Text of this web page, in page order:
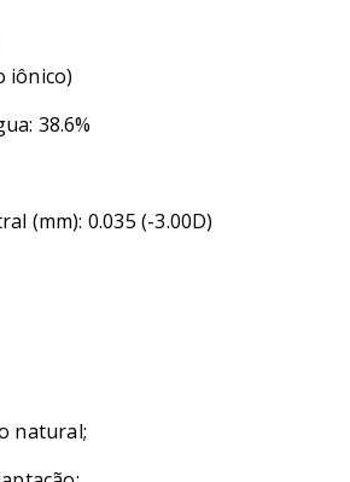
iônico)
38.6%
(mm): 0.035 (-3.00D)
natural;